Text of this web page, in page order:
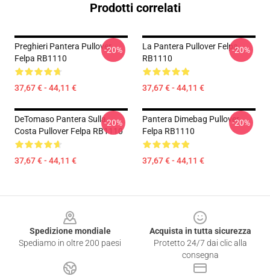
Prodotti correlati
Preghieri Pantera Pullover
Felpa RB1110
37,67 € - 44,11 €
-20%
La Pantera Pullover Felpa
RB1110
37,67 € - 44,11 €
-20%
DeTomaso Pantera Sulla
Costa Pullover Felpa RB1110
37,67 € - 44,11 €
-20%
Pantera Dimebag Pullover
Felpa RB1110
37,67 € - 44,11 €
-20%
Spedizione mondiale
Spediamo in oltre 200 paesi
Acquista in tutta sicurezza
Protetto 24/7 dai clic alla
consegna